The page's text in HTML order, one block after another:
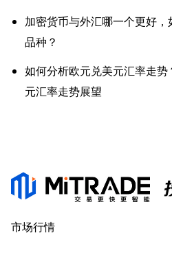
加密货币与外汇哪一个更好
品种？
如何分析欧元兑美元汇率走
元汇率走势展望
市场行情